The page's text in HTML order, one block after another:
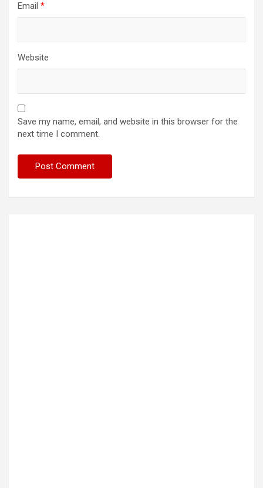
Email *
Website
Save my name, email, and website in this browser for the
next time I comment.